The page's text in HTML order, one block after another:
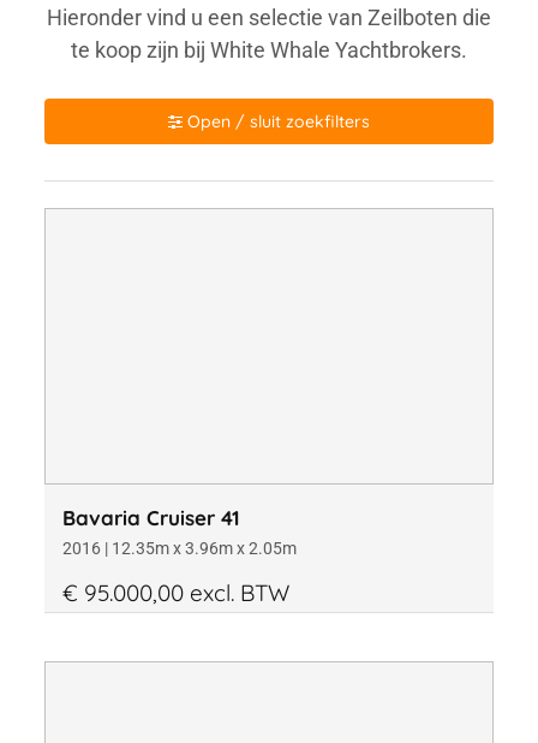
Hieronder vind u een selectie van Zeilboten die
te koop zijn bij White Whale Yachtbrokers.
Open / sluit zoekfilters
Bavaria Cruiser 41
2016 | 12.35m x 3.96m x 2.05m
€ 95.000,00 excl. BTW